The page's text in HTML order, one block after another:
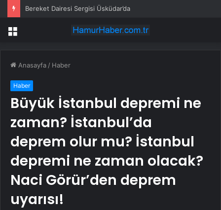
Bereket Dairesi Sergisi Üsküdar’da
Menü
Anasayfa / Haber
Haber
Büyük İstanbul depremi ne
zaman? İstanbul’da
deprem olur mu? İstanbul
depremi ne zaman olacak?
Naci Görür’den deprem
uyarısı!